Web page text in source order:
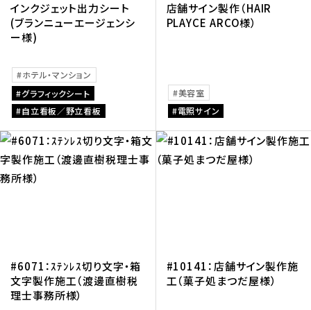
インクジェット出力シート
(ブランニューエージェンシ
ー様)
ホテル・マンション
グラフィックシート
自立看板／野立看板
店舗サイン製作（HAIR
PLAYCE ARCO様）
美容室
電照サイン
#6071：ｽﾃﾝﾚｽ切り文字・箱
文字製作施工（渡邊直樹税
理士事務所様）
#10141：店舗サイン製作施
工（菓子処まつだ屋様）